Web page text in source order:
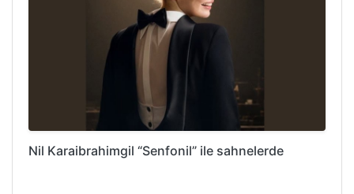
Nil Karaibrahimgil “Senfonil” ile sahnelerde